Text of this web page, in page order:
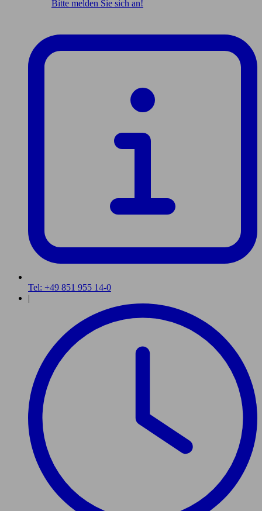
Bitte melden Sie sich an!
Tel: +49 851 955 14-0
|